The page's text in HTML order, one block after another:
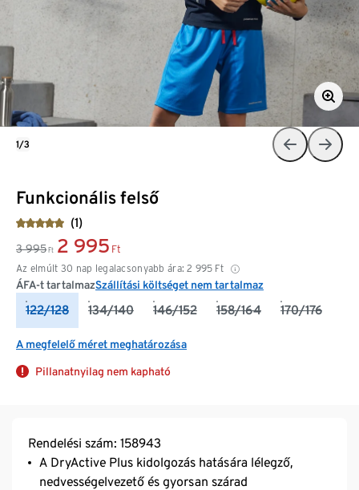
Funkcionális felső
(1)
3 995 Ft 2 995 Ft
Az elmúlt 30 nap legalacsonyabb ára: 2 995 Ft
ÁFA-t tartalmazSzállítási költséget nem tartalmaz
122/128 134/140 146/152 158/164 170/176
A megfelelő méret meghatározása
Pillanatnyilag nem kapható
1/3
Rendelési szám: 158943
A DryActive Plus kidolgozás hatására lélegző,
nedvességelvezető és gyorsan szárad